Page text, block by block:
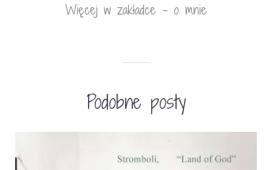
Więcej w zakładce - o mnie
Podobne posty